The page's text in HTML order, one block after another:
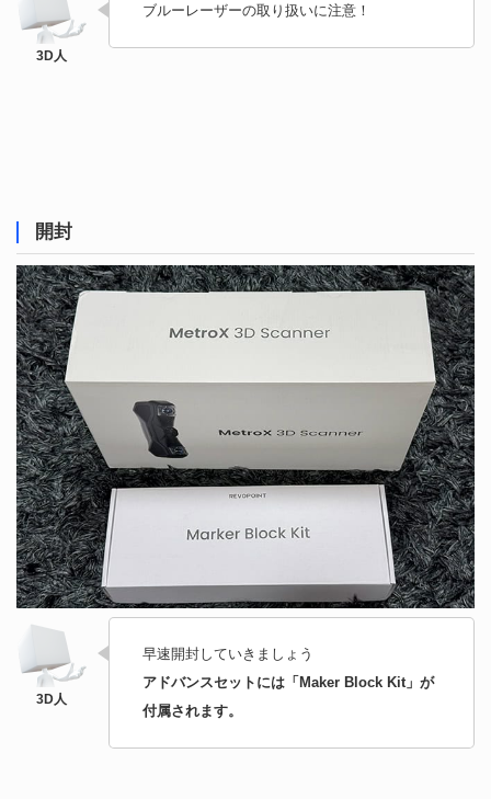
ブルーレーザーの取り扱いに注意！
開封
早速開封していきましょう
アドバンスセットには「Maker Block Kit」が
付属されます。